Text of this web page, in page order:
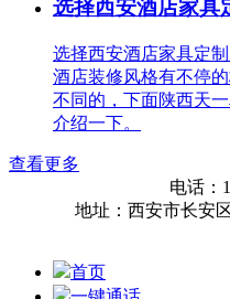
选择西安酒店家具
选择西安酒店家具定
酒店装修风格有不停
不同的，下面陕西天
介绍一下。
查看更多
电话：
地址：西安市长安
首页